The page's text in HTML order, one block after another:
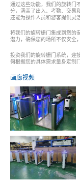
通过这些功能，我们的旋转门
分，涵盖了出入、考勤、交易
还能为操作人员和游客提供灵
将我们的旋转栅门集成到您的
潜力，确保您的场所不仅安全
投资我们的旋转栅门系统，迎
何根据您的具体需求量身定制
画廊视频